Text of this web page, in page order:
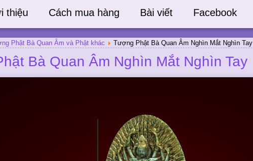
thiệu Cách mua hàng Bài viết Facebook
Phật Bà Quan Âm và Phật khác Tượng Phật Bà Quan Âm Nghìn Mắt Nghìn Tay
Bà Quan Âm Nghìn Mắt Nghìn Tay